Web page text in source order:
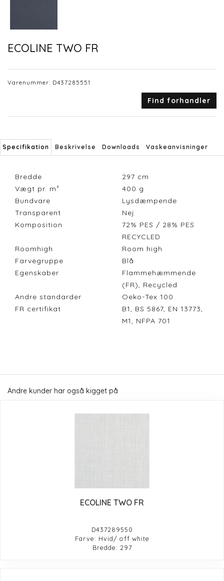
ECOLINE TWO FR
Varenummer: D437285551
Find forhandler
Specifikation Beskrivelse Downloads Vaskeanvisninger
Bredde 297 cm
Vægt pr. m²
400 g
Bundvare
Lysdæmpende
Transparent
Nej
Komposition
72% PES / 28% PES
RECYCLED
Roomhigh
Room high
Farvegruppe
Blå
Egenskaber
Flammehæmmende
(FR), Recycled
Andre standarder
Oeko-Tex 100
FR certifikat
B1, BS 5867, EN 13773,
M1, NFPA 701
Andre kunder har også kigget på
ECOLINE TWO FR
D437289550
Farve: Hvid/ off white
Bredde: 297